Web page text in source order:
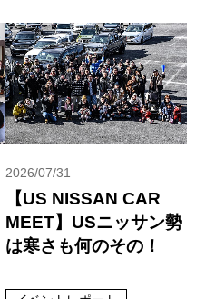
2026/07/31
【US NISSAN CAR
MEET】USニッサン勢
は寒さも何のその！